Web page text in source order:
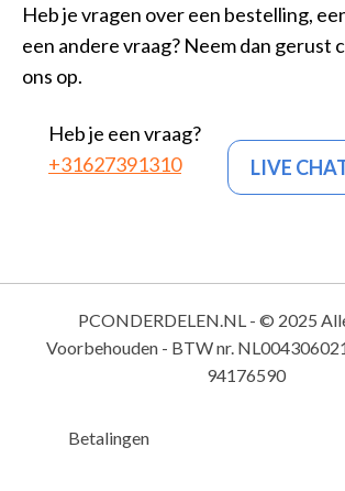
Heb je vragen over een bestelling,
een andere vraag? Neem dan gerust
ons op.
Heb je een vraag?
+31627391310
LIVE
PCONDERDELEN.NL - © 2025
Voorbehouden - BTW nr.
94176590
Betalingen